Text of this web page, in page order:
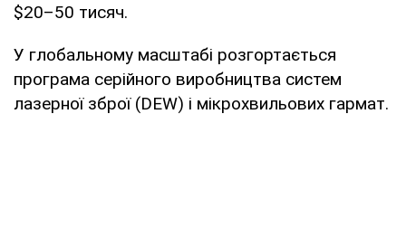
$20–50 тисяч.
У глобальному масштабі розгортається
програма серійного виробництва систем
лазерної зброї (DEW) і мікрохвильових гармат.